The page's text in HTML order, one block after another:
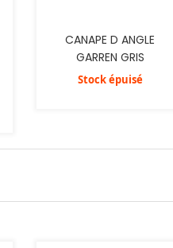
CANAPE D ANGLE
GARREN GRIS
Stock épuisé